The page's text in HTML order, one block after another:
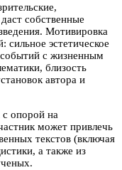
собственные
Мотивировка
эстетическое
с жизненным
близость
автора и
с опорой на
может привлечь
текстов (включая
а также из